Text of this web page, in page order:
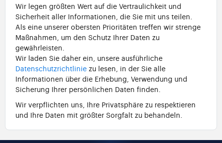
Wir legen größten Wert auf die Vertraulichkeit und
Sicherheit aller Informationen, die Sie mit uns teilen.
Als eine unserer obersten Prioritäten treffen wir strenge
Maßnahmen, um den Schutz Ihrer Daten zu
gewährleisten.
Wir laden Sie daher ein, unsere ausführliche
Datenschutzrichtlinie zu lesen, in der Sie alle
Informationen über die Erhebung, Verwendung und
Sicherung Ihrer persönlichen Daten finden.
Wir verpflichten uns, Ihre Privatsphäre zu respektieren
und Ihre Daten mit größter Sorgfalt zu behandeln.